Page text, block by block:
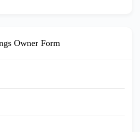
Owner Form